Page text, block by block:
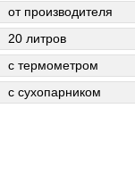
от производителя
20 литров
с термометром
с сухопарником